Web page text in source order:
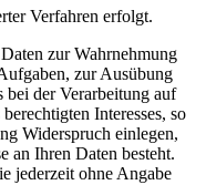
Verfahren erfolgt.
zur Wahrnehmung
zur Ausübung
der Verarbeitung auf
Interesses, so
Widerspruch einlegen,
an Ihren Daten besteht.
jederzeit ohne Angabe